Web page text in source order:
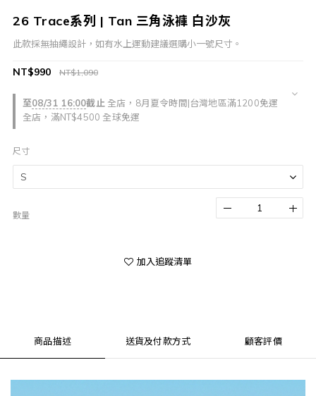
26 Trace系列 | Tan 三角泳褲 白沙灰
此款採無抽繩設計，如有水上運動建議選購小一號尺寸。
至08/31 16:00截止 全店，8月夏令時間|台灣地區滿1200免運
全店，滿NT$4500 全球免運
NT$1,090
NT$990
尺寸
數量
加入追蹤清單
商品描述 送貨及付款方式 顧客評價